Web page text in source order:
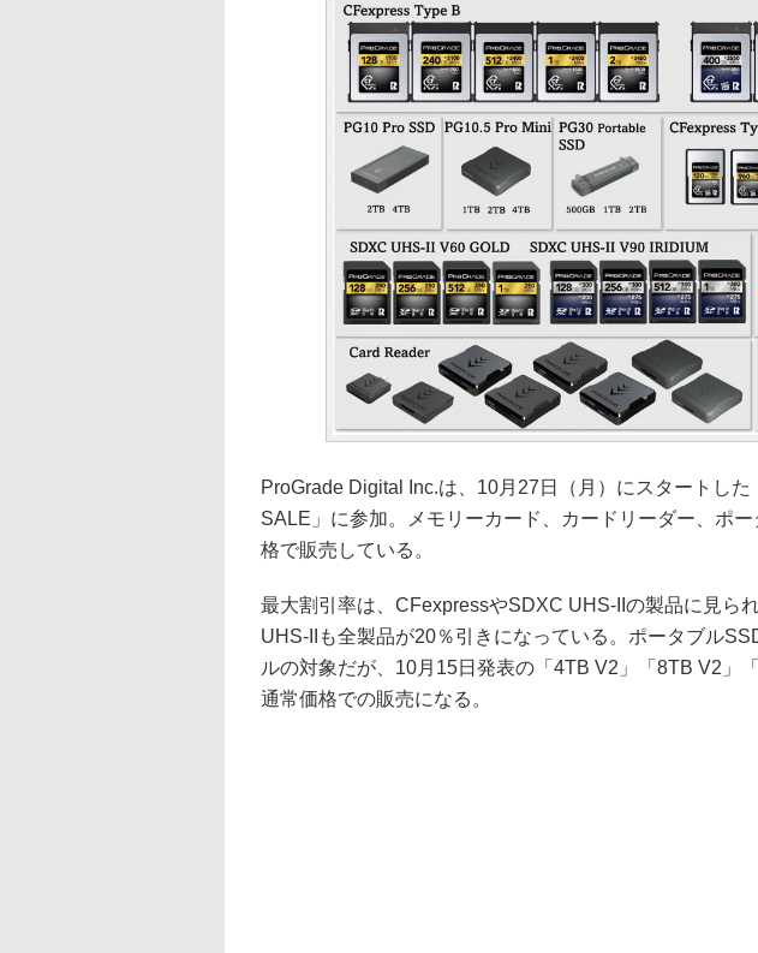
ProGrade Digital Inc.は、10月27日（月）にスタートし
SALE」に参加。メモリーカード、カードリーダー、ポ
格で販売している。
最大割引率は、CFexpressやSDXC UHS-IIの製品に見ら
UHS-IIも全製品が20％引きになっている。ポータブル
ルの対象だが、10月15日発表の「4TB V2」「8TB V2」
通常価格での販売になる。